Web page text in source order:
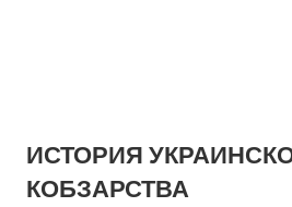
ИСТОРИЯ
КОБЗАРСТВА